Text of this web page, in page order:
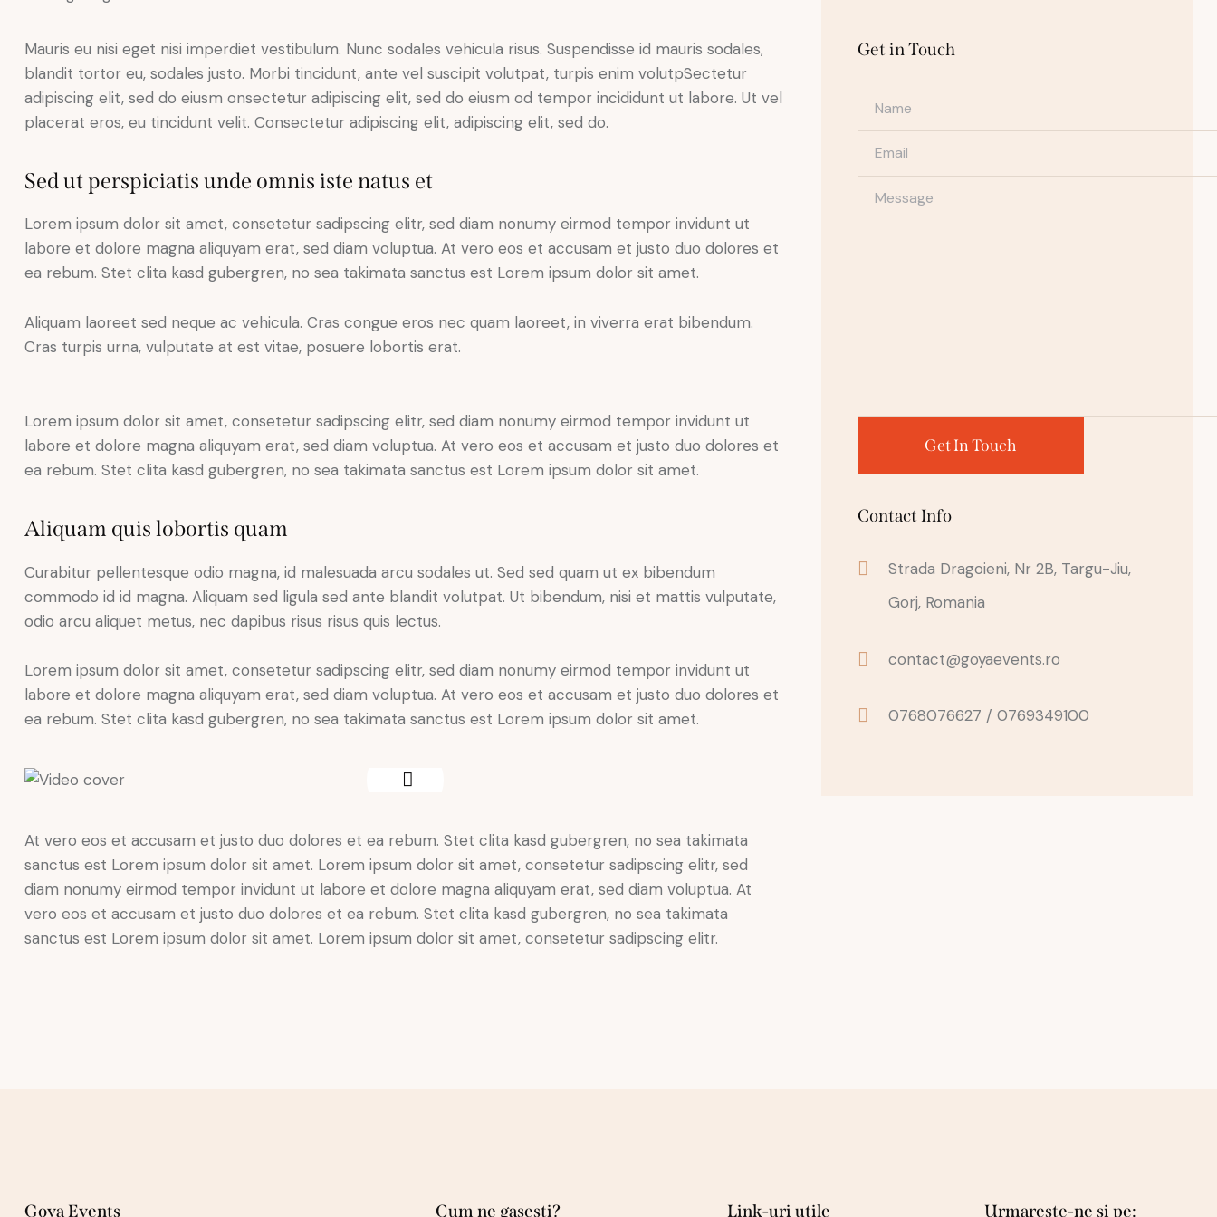
Mauris eu nisi eget nisi imperdiet vestibulum. Nunc sodales vehicula risus. Suspendisse id mauris sodales,
blandit tortor eu, sodales justo. Morbi tincidunt, ante vel suscipit volutpat, turpis enim volutpSectetur
adipiscing elit, sed do eiusm onsectetur adipiscing elit, sed do eiusm od tempor incididunt ut labore. Ut vel
placerat eros, eu tincidunt velit. Consectetur adipiscing elit, adipiscing elit, sed do.
Sed ut perspiciatis unde omnis iste natus et
Lorem ipsum dolor sit amet, consetetur sadipscing elitr, sed diam nonumy eirmod tempor invidunt ut
labore et dolore magna aliquyam erat, sed diam voluptua. At vero eos et accusam et justo duo dolores et
ea rebum. Stet clita kasd gubergren, no sea takimata sanctus est Lorem ipsum dolor sit amet.
Aliquam laoreet sed neque ac vehicula. Cras congue eros nec quam laoreet, in viverra erat bibendum.
Cras turpis urna, vulputate at est vitae, posuere lobortis erat.
Lorem ipsum dolor sit amet, consetetur sadipscing elitr, sed diam nonumy eirmod tempor invidunt ut
labore et dolore magna aliquyam erat, sed diam voluptua. At vero eos et accusam et justo duo dolores et
ea rebum. Stet clita kasd gubergren, no sea takimata sanctus est Lorem ipsum dolor sit amet.
Aliquam quis lobortis quam
Curabitur pellentesque odio magna, id malesuada arcu sodales ut. Sed sed quam ut ex bibendum
commodo id id magna. Aliquam sed ligula sed ante blandit volutpat. Ut bibendum, nisi et mattis vulputate,
odio arcu aliquet metus, nec dapibus risus risus quis lectus.
Lorem ipsum dolor sit amet, consetetur sadipscing elitr, sed diam nonumy eirmod tempor invidunt ut
labore et dolore magna aliquyam erat, sed diam voluptua. At vero eos et accusam et justo duo dolores et
ea rebum. Stet clita kasd gubergren, no sea takimata sanctus est Lorem ipsum dolor sit amet.
At vero eos et accusam et justo duo dolores et ea rebum. Stet clita kasd gubergren, no sea takimata
sanctus est Lorem ipsum dolor sit amet. Lorem ipsum dolor sit amet, consetetur sadipscing elitr, sed
diam nonumy eirmod tempor invidunt ut labore et dolore magna aliquyam erat, sed diam voluptua. At
vero eos et accusam et justo duo dolores et ea rebum. Stet clita kasd gubergren, no sea takimata
sanctus est Lorem ipsum dolor sit amet. Lorem ipsum dolor sit amet, consetetur sadipscing elitr.
Get in Touch
Contact Info
Strada Dragoieni, Nr 2B, Targu-Jiu,
Gorj, Romania
contact@goyaevents.ro
0768076627 / 0769349100
Goya Events Cum ne gasesti? Link-uri utile Urmareste-ne si pe: